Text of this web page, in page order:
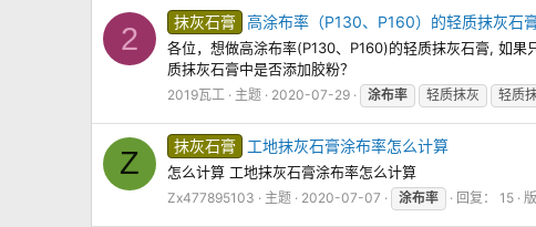
2 抹灰石膏 高涂布率（P130、P160）的轻质抹灰石
各位，想做高涂布率(P130、P160)的轻质抹灰石膏, 如
质抹灰石膏中是否添加胶粉？
2019瓦工 主题 2020-07-29 涂布率 轻质抹灰 轻质
Z 抹灰石膏 工地抹灰石膏涂布率怎么计算
怎么计算 工地抹灰石膏涂布率怎么计算
Zx477895103 主题 2020-07-07 涂布率 回复： 15